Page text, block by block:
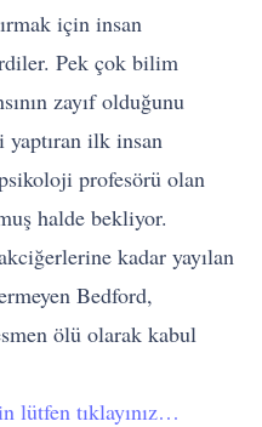
için insan
Pek çok bilim
zayıf olduğunu
ilk insan
profesörü olan
halde bekliyor.
kadar yayılan
Bedford,
ölü olarak kabul
lütfen tıklayınız…